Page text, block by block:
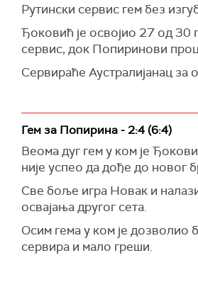
Рутински сервис гем без
Ђоковић је освојио 27 од 30
сервис, док Попиринови
Сервираће Аустралијанац за
Гем за Попирина - 2:4 (6:4)
Веома дуг гем у ком је
није успео да дође до новог
Све боље игра Новак и
освајања другог сета.
Осим гема у ком је дозволио
сервира и мало греши.